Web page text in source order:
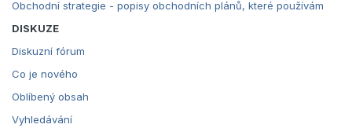
Obchodní strategie - popisy obchodních plánů, které používám
DISKUZE
Diskuzní fórum
Co je nového
Oblíbený obsah
Vyhledávání